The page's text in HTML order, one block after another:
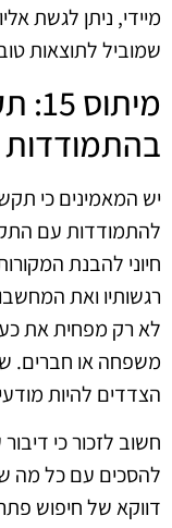
מיידי, ניתן לגשת
שמוביל לתוצאות
יש המאמינים כי
להתמודדות עם
חיוני להבנת
רגשותיו ואת
לא רק מפחית את
משפחה או חברים.
הצדדים להיות
חשוב לזכור כי
להסכים עם כל מה
דווקא של חיפוש